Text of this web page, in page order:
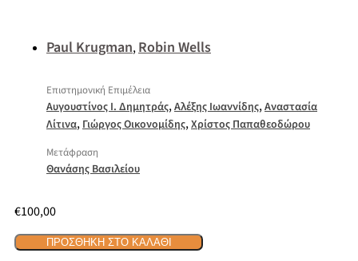
Paul Krugman,Robin Wells
Επιστημονική Επιμέλεια
Αυγουστίνος Ι. Δημητράς,Αλέξης Ιωαννίδης,Αναστασία
Λίτινα,Γιώργος Οικονομίδης,Χρίστος Παπαθεοδώρου
Μετάφραση
Θανάσης Βασιλείου
€100,00
ΠΡΟΣΘΉΚΗ ΣΤΟ ΚΑΛΆΘΙ